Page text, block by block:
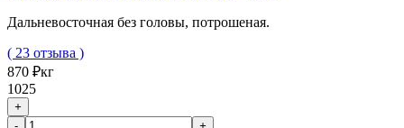
Дальневосточная без головы, потрошеная.
( 23 отзыва )
870 ₽кг
1025
+